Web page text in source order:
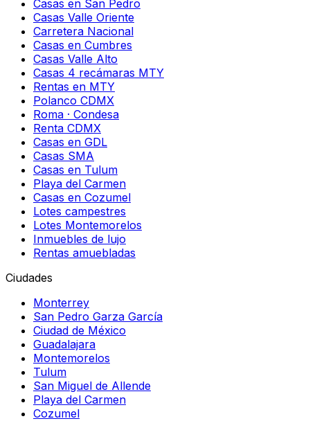
Casas en San Pedro
Casas Valle Oriente
Carretera Nacional
Casas en Cumbres
Casas Valle Alto
Casas 4 recámaras MTY
Rentas en MTY
Polanco CDMX
Roma · Condesa
Renta CDMX
Casas en GDL
Casas SMA
Casas en Tulum
Playa del Carmen
Casas en Cozumel
Lotes campestres
Lotes Montemorelos
Inmuebles de lujo
Rentas amuebladas
Ciudades
Monterrey
San Pedro Garza García
Ciudad de México
Guadalajara
Montemorelos
Tulum
San Miguel de Allende
Playa del Carmen
Cozumel